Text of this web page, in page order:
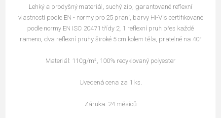
Lehký a prodyšný materiál, suchý zip, garantované reflexní
vlastnosti podle EN - normy pro 25 praní, barvy Hi-Vis certifikované
podle normy EN ISO 20471 třídy 2, 1 reflexní pruh přes každé
rameno, dva reflexní pruhy široké 5 cm kolem těla, pratelné na 40°
Materiál: 110g/m², 100% recyklovaný polyester
Uvedená cena za 1 ks.
Záruka: 24 měsíců